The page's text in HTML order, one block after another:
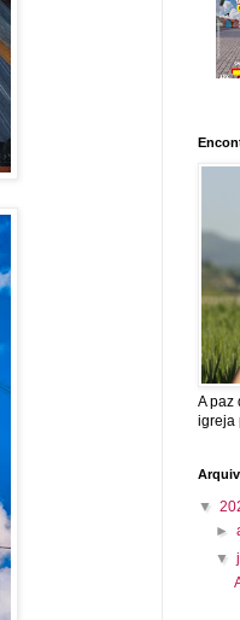
A paz
igreja
▼
►
▼